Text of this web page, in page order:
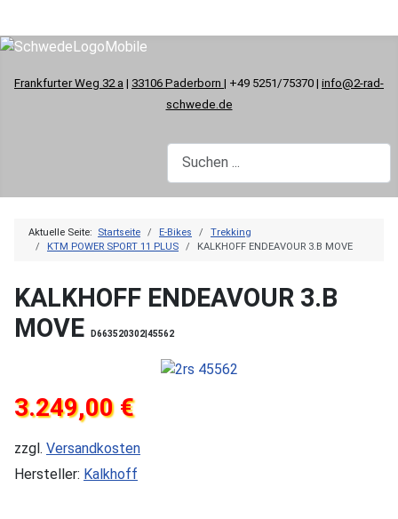
Frankfurter Weg 32 a | 33106 Paderborn | +49 5251/75370 | info@2-rad-
schwede.de
Aktuelle Seite: Startseite E-Bikes
Trekking
KTM POWER SPORT 11 PLUS
KALKHOFF ENDEAVOUR 3.B MOVE
KALKHOFF ENDEAVOUR 3.B
MOVE
D663520302|45562
3.249,00 €
zzgl. Versandkosten
Hersteller: Kalkhoff